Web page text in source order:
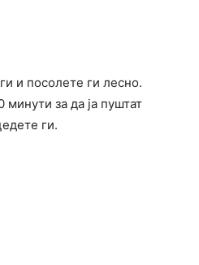
и посолете ги лесно.
минути за да ја пуштат
ги.